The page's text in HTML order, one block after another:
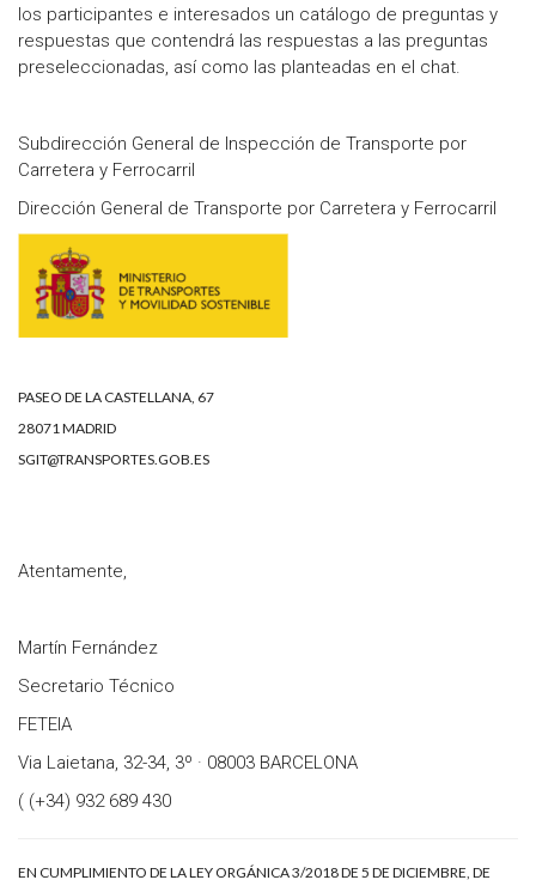
los participantes e interesados ​​un catálogo de preguntas y
respuestas que contendrá las respuestas a las preguntas
preseleccionadas, así como las planteadas en el chat.
Subdirección General de Inspección de Transporte por
Carretera y Ferrocarril
Dirección General de Transporte por Carretera y Ferrocarril
PASEO DE LA CASTELLANA, 67
28071 MADRID
SGIT@TRANSPORTES.GOB.ES
Atentamente,
Martín Fernández
Secretario Técnico
FETEIA
Via Laietana, 32-34, 3º · 08003 BARCELONA
( (+34) 932 689 430
EN CUMPLIMIENTO DE LA LEY ORGÁNICA 3/2018 DE 5 DE DICIEMBRE, DE